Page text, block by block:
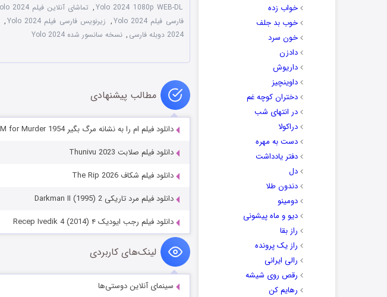
خواب زده
خوب بد جلف
خون سرد
دادزن
داریوش
داوینچیز
دختران کوچه غم
در انتهای شب
دراکولا
دست به مهره
دفتر یادداشت
دل
دندون طلا
دومینو
دیو و ماه پیشونی
راز بقا
راز یک پرونده
رالی ایرانی
رقص روی شیشه
رهایم کن
Yolo 2024 1080p WEB-DL
, تماشای آنلاین فیلم Yolo 2024
فارسی فیلم Yolo 2024
, زیرنویس فارسی فیلم Yolo 2024 ,
2024 دوبله فارسی
, نسخه سانسور شده Yolo 2024
مطالب پیشنهادی
دانلود فیلم ام را به نشانه مرگ بگیر Dial M for Murder 1954
دانلود فیلم صلابت Thunivu 2023
دانلود فیلم شکاف The Rip 2026
دانلود فیلم مرد تاریکی 2 Darkman II (1995)
دانلود فیلم رجب ایودیک ۴ Recep Ivedik 4 (2014)
لینک‌های کاربردی
سینمای آنلاین دوستی‌ها